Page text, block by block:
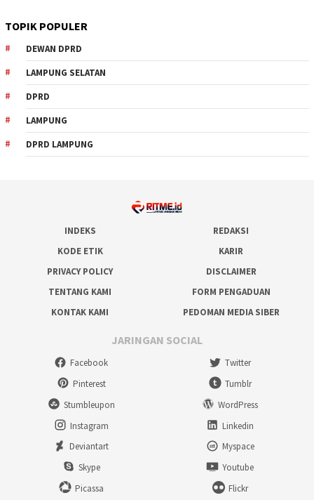
TOPIK POPULER
DEWAN DPRD
LAMPUNG SELATAN
DPRD
LAMPUNG
DPRD LAMPUNG
INDEKS
REDAKSI
KODE ETIK
KARIR
PRIVACY POLICY
DISCLAIMER
TENTANG KAMI
FORM PENGADUAN
KONTAK KAMI
PEDOMAN MEDIA SIBER
JARINGAN SOCIAL
Facebook
Twitter
Pinterest
Tumblr
Stumbleupon
WordPress
Instagram
Linkedin
Deviantart
Myspace
Skype
Youtube
Picassa
Flickr